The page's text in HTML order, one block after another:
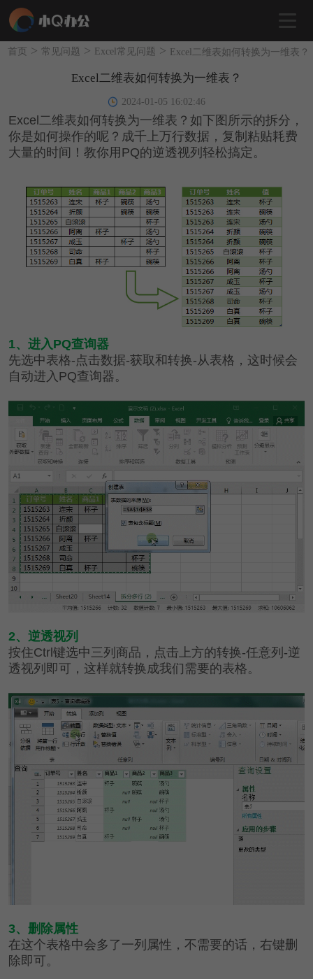
首页 > 常见问题 > Excel常见问题 > Excel二维表如何转换为一维表？
Excel二维表如何转换为一维表？
2024-01-05 16:02:46
Excel二维表如何转换为一维表？如下图所示的拆分，
你是如何操作的呢？成千上万行数据，复制粘贴耗费
大量的时间！教你用PQ的逆透视列轻松搞定。
1、进入PQ查询器
先选中表格-点击数据-获取和转换-从表格，这时候会
自动进入PQ查询器。
2、逆透视列
按住Ctrl键选中三列商品，点击上方的转换-任意列-逆
透视列即可，这样就转换成我们需要的表格。
3、删除属性
在这个表格中会多了一列属性，不需要的话，右键删
除即可。